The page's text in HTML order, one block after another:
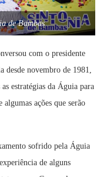
de Bambas
com o presidente
desde novembro de 1981,
estratégias da Águia para
ações que serão
sofrido pela Águia
de alguns